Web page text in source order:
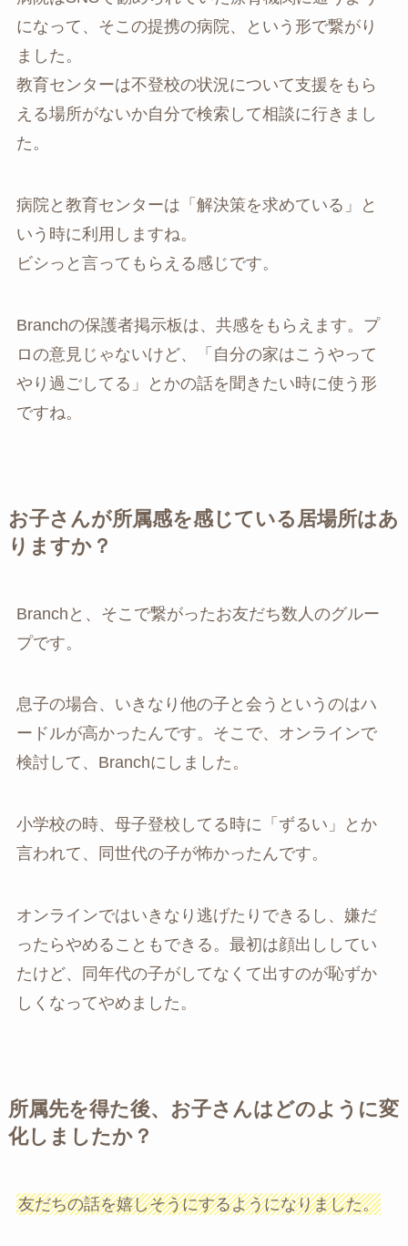
になって、そこの提携の病院、という形で繋がり
ました。
教育センターは不登校の状況について支援をもら
える場所がないか自分で検索して相談に行きまし
た。
病院と教育センターは「解決策を求めている」と
いう時に利用しますね。
ビシっと言ってもらえる感じです。
Branchの保護者掲示板は、共感をもらえます。プ
ロの意見じゃないけど、「自分の家はこうやって
やり過ごしてる」とかの話を聞きたい時に使う形
ですね。
お子さんが所属感を感じている居場所はあ
りますか？
Branchと、そこで繋がったお友だち数人のグルー
プです。
息子の場合、いきなり他の子と会うというのはハ
ードルが高かったんです。そこで、オンラインで
検討して、Branchにしました。
小学校の時、母子登校してる時に「ずるい」とか
言われて、同世代の子が怖かったんです。
オンラインではいきなり逃げたりできるし、嫌だ
ったらやめることもできる。最初は顔出ししてい
たけど、同年代の子がしてなくて出すのが恥ずか
しくなってやめました。
所属先を得た後、お子さんはどのように変
化しましたか？
友だちの話を嬉しそうにするようになりました。